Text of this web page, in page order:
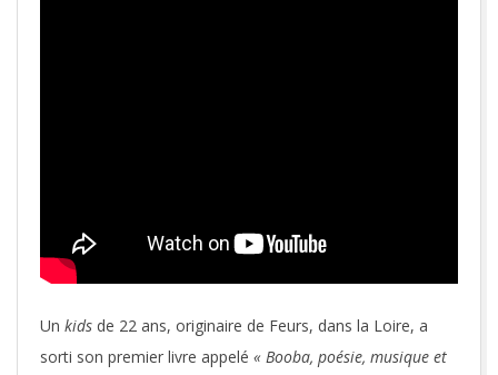
Un kids de 22 ans, originaire de Feurs, dans la Loire, a
sorti son premier livre appelé « Booba, poésie, musique et